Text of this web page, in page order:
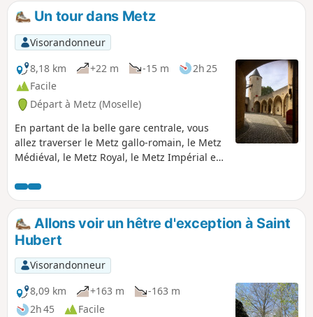
centre-ville. TER Randonnée accessible
via la Gare de Metz-ville.
Un tour dans Metz
Visorandonneur
8,18 km
+22 m -15 m
2h 25
Facile
Départ à Metz (Moselle)
En partant de la belle gare centrale, vous
allez traverser le Metz gallo-romain, le Metz
Médiéval, le Metz Royal, le Metz Impérial et
Cathédrale Saint-Étienne et ses 6000 m2 de
vitraux. Le Musée de la Cour d'Or avec les
thermes gallo-romain in situ. Vous
découvrirez Metz comme vous ne l'avez
jamais vue et comme je l'aime.
Allons voir un hêtre d'exception à Saint
Hubert
Visorandonneur
8,09 km
+163 m
-163 m
2h 45
Facile